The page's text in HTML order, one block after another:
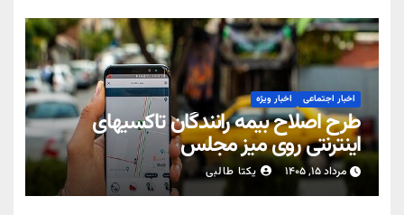
اخبار اجتماعی اخبار ویژه
طرح اصلاح بیمه رانندگان تاکسیهای
اینترنتی روی میز مجلس
مرداد ۱۵, ۱۴۰۵ یکتا طالبی